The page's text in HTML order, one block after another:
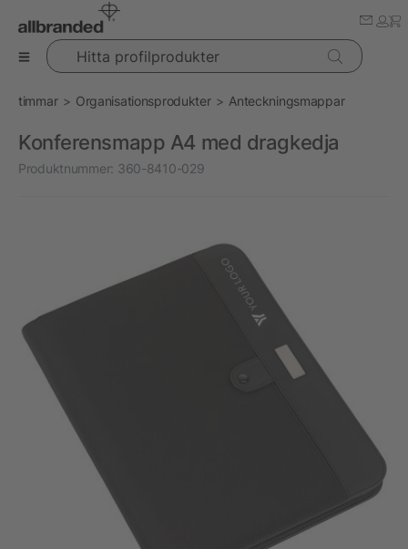
Hitta profilprodukter
timmar Organisationsprodukter Anteckningsmappar
Konferensmapp A4 med dragkedja
Produktnummer: 360-8410-029